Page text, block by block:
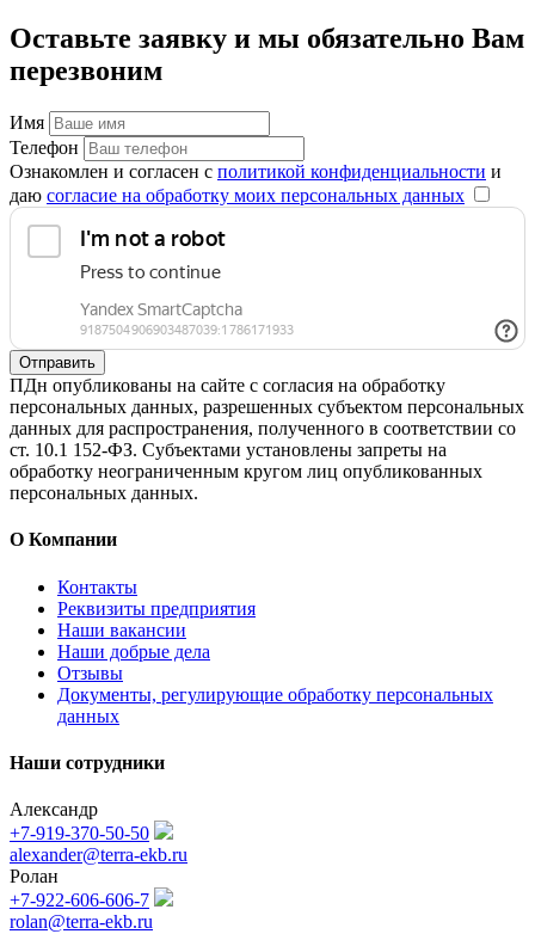
Оставьте заявку и мы обязательно Вам
перезвоним
Имя
Телефон
Ознакомлен и согласен с политикой конфиденциальности и
даю согласие на обработку моих персональных данных
Отправить
ПДн опубликованы на сайте с согласия на обработку
персональных данных, разрешенных субъектом персональных
данных для распространения, полученного в соответствии со
ст. 10.1 152-ФЗ. Субъектами установлены запреты на
обработку неограниченным кругом лиц опубликованных
персональных данных.
О Компании
Контакты
Реквизиты предприятия
Наши вакансии
Наши добрые дела
Отзывы
Документы, регулирующие обработку персональных
данных
Наши сотрудники
Александр
+7-919-370-50-50
alexander@terra-ekb.ru
Ролан
+7-922-606-606-7
rolan@terra-ekb.ru